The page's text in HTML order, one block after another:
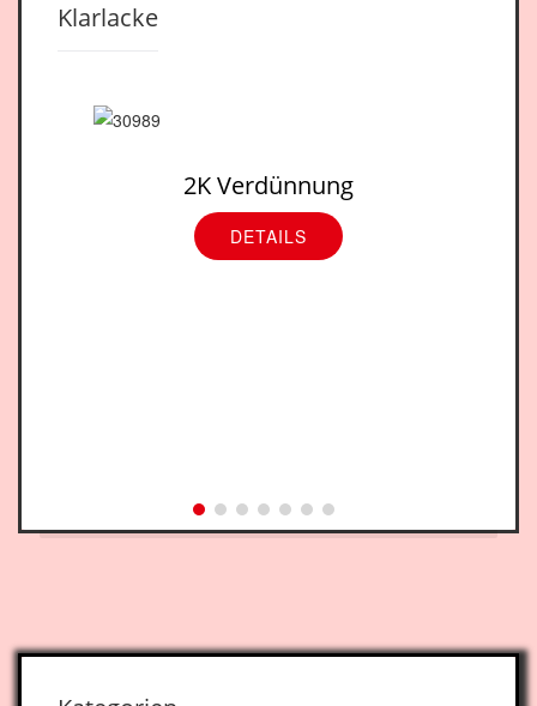
Klarlacke
2K Verdünnung
DETAILS